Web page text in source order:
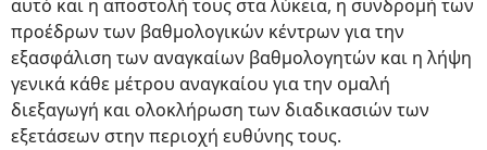
αυτό και η αποστολή τους στα λύκεια, η συνδρομή των
προέδρων των βαθμολογικών κέντρων για την
εξασφάλιση των αναγκαίων βαθμολογητών και η λήψη
γενικά κάθε μέτρου αναγκαίου για την ομαλή
διεξαγωγή και ολοκλήρωση των διαδικασιών των
εξετάσεων στην περιοχή ευθύνης τους.